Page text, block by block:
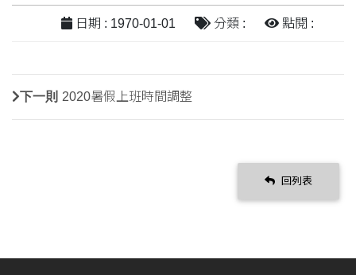
日期 : 1970-01-01 分類 : 點閱 :
下一則 2020暑假上班時間調整
回列表